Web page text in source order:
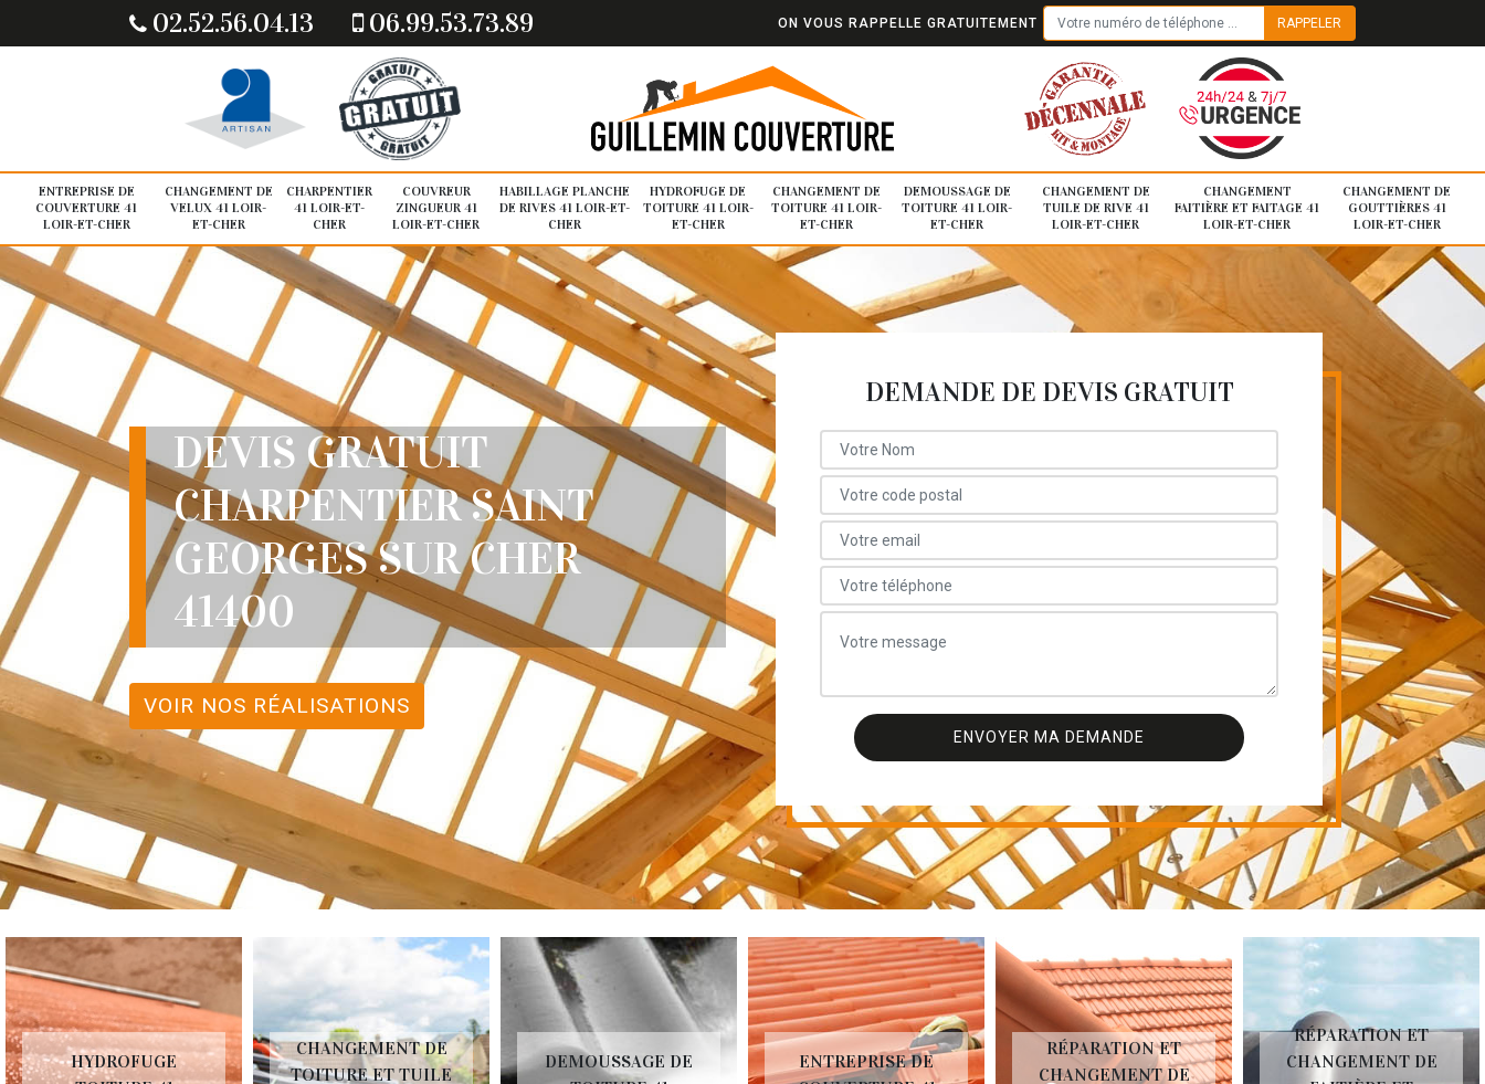
02.52.56.04.13 06.99.53.73.89 ON VOUS RAPPELLE GRATUITEMENT
ENTREPRISE DE
COUVERTURE 41
LOIR-ET-CHER
CHANGEMENT DE
VELUX 41 LOIR-
ET-CHER
CHARPENTIER
41 LOIR-ET-
CHER
COUVREUR
ZINGUEUR 41
LOIR-ET-CHER
HABILLAGE PLANCHE
DE RIVES 41 LOIR-ET-
CHER
HYDROFUGE DE
TOITURE 41 LOIR-
ET-CHER
CHANGEMENT DE
TOITURE 41 LOIR-
ET-CHER
DEMOUSSAGE DE
TOITURE 41 LOIR-
ET-CHER
CHANGEMENT DE
TUILE DE RIVE 41
LOIR-ET-CHER
CHANGEMENT
FAITIÈRE ET FAITAGE 41
LOIR-ET-CHER
CHANGEMENT DE
GOUTTIÈRES 41
LOIR-ET-CHER
DEVIS GRATUIT
CHARPENTIER SAINT
GEORGES SUR CHER
41400
VOIR NOS RÉALISATIONS
DEMANDE DE DEVIS GRATUIT
HYDROFUGE
CHANGEMENT DE
TOITURE ET TUILE
DEMOUSSAGE DE
ENTREPRISE DE
RÉPARATION ET
CHANGEMENT DE
RÉPARATION ET
CHANGEMENT DE